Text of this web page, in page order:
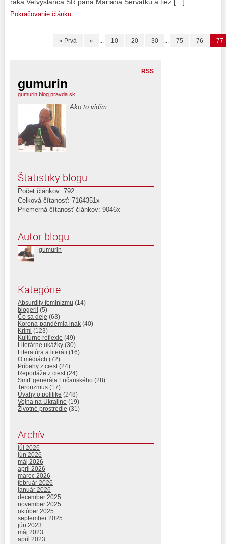
raka Veľvyslanca SR pána Mariána Servátku a tiež […]
Pokračovanie článku
« Prvá « ... 10 20 30 ... 75 76 77
RSS
gumurin
gumurin.blog.pravda.sk
Ako to vidím
Štatistiky blogu
Počet článkov: 792
Celková čítanosť: 7164351x
Priemerná čítanosť článkov: 9046x
Autor blogu
gumurin
Kategórie
Absurdity feminizmu (14)
blogeri! (5)
Čo sa deje (63)
Korona-pandémia inak (40)
Krimi (123)
Kultúrne reflexie (49)
Literárne ukážky (30)
Literatúra a literáti (16)
O médiách (72)
Príbehy z ciest(24)
Reportáže z ciest(24)
Smrť generála Lučanského (28)
Terorizmus (17)
Úvahy o politike (248)
Vojna na Ukrajine (19)
Životné prostredie (31)
Archív
júl 2026
jún 2026
máj 2026
apríl 2026
marec 2026
február 2026
január 2026
december 2025
november 2025
október 2025
september 2025
jún 2023
máj 2023
apríl 2023